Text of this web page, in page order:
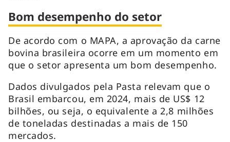
Bom desempenho do setor
De acordo com o MAPA, a aprovação da carne
bovina brasileira ocorre em um momento em
que o setor apresenta um bom desempenho.
Dados divulgados pela Pasta relevam que o
Brasil embarcou, em 2024, mais de US$ 12
bilhões, ou seja, o equivalente a 2,8 milhões
de toneladas destinadas a mais de 150
mercados.